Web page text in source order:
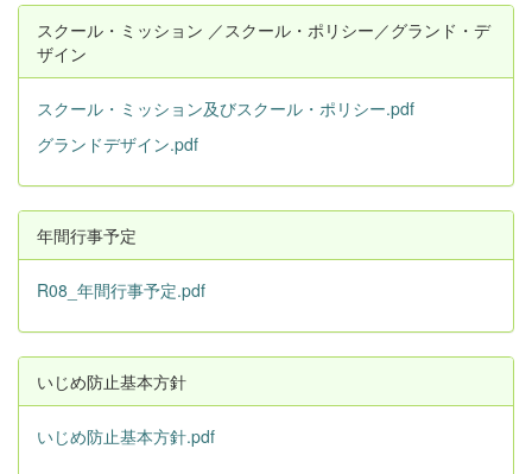
スクール・ミッション ／スクール・ポリシー／グランド・デ
ザイン
スクール・ミッション及びスクール・ポリシー.pdf
グランドデザイン.pdf
年間行事予定
R08_年間行事予定.pdf
いじめ防止基本方針
いじめ防止基本方針.pdf